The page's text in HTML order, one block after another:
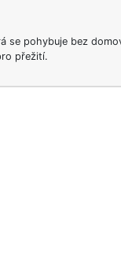
se pohybuje bez
přežití.